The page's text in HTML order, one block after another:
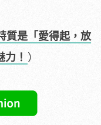
質是「愛得起，放
！ ）